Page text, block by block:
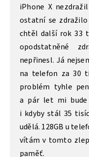
iPhone X
ostatní se
chtěl další rok 33
opodstatněné
nepřinesl. Já
na telefon za 30
problém tyhle
a pár let mi bude
i kdyby stál 35
udělá. 128GB u
vítám v tomto
paměť.